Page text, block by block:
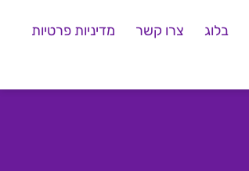
בלוג צרו קשר מדיניות פרטיות